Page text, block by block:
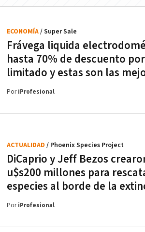
Frávega liquida
hasta 70% de descuento
limitado y estas son las
ECONOMÍA/ Super Sale
PoriProfesional
DiCaprio y Jeff Bezos
u$s200 millones para
especies al borde de la
ACTUALIDAD / Phoenix Species Project
PoriProfesional